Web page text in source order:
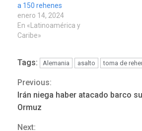
a 150 rehenes
enero 14, 2024
En «Latinoamérica y
Caribe»
Tags: Alemania asalto toma de
Continue
Reading
Previous:
Irán niega haber atacado barco
Ormuz
Next: